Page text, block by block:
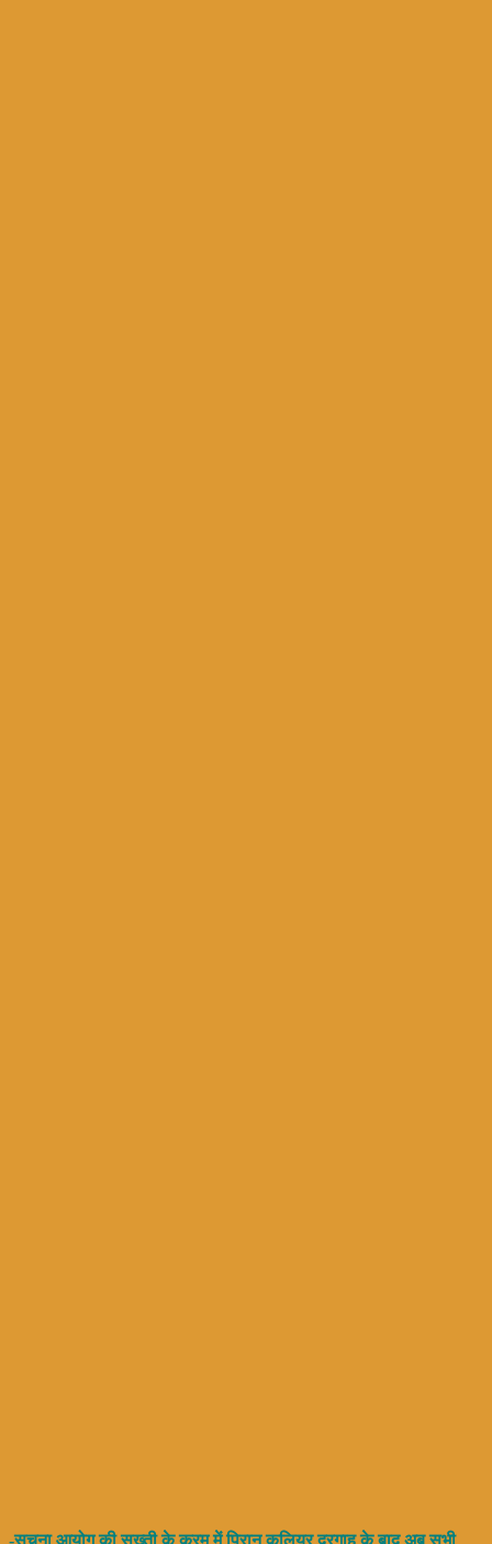
-सूचना आयोग की सख्ती के क्रम में पिरान कलियर दरगाह के बाद अब सभी